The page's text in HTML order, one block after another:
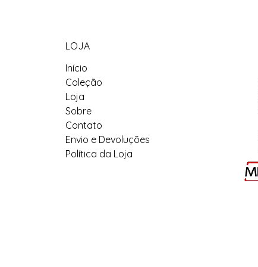
LOJA
Início
Coleção
Loja
Sobre
Contato
Envio e Devoluções
Política da Loja